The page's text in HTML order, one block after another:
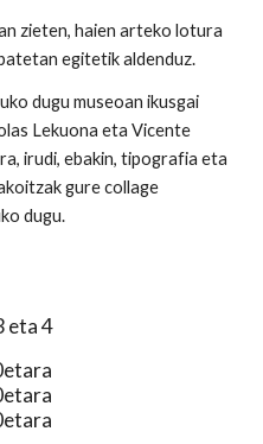
zieten, haien arteko lotura
egitetik aldenduz.
dugu museoan ikusgai
Lekuona eta Vicente
irudi, ebakin, tipografia eta
gure collage
dugu.
eta 4
etara